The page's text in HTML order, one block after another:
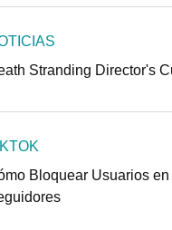
Stranding Director's
Bloquear Usuarios